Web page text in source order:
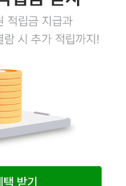
토요일 08:00~12:00